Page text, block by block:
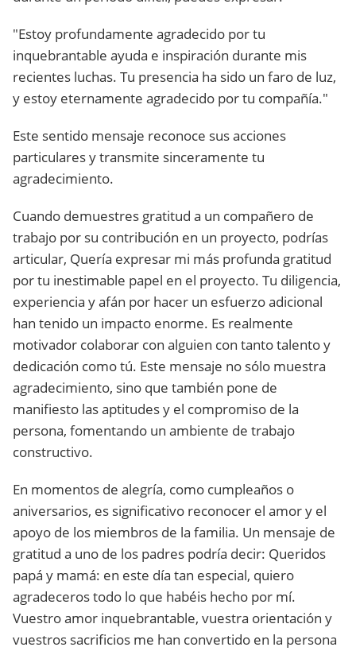
"Estoy profundamente agradecido por tu
inquebrantable ayuda e inspiración durante mis
recientes luchas. Tu presencia ha sido un faro de luz,
y estoy eternamente agradecido por tu compañía."
Este sentido mensaje reconoce sus acciones
particulares y transmite sinceramente tu
agradecimiento.
Cuando demuestres gratitud a un compañero de
trabajo por su contribución en un proyecto, podrías
articular, Quería expresar mi más profunda gratitud
por tu inestimable papel en el proyecto. Tu diligencia,
experiencia y afán por hacer un esfuerzo adicional
han tenido un impacto enorme. Es realmente
motivador colaborar con alguien con tanto talento y
dedicación como tú. Este mensaje no sólo muestra
agradecimiento, sino que también pone de
manifiesto las aptitudes y el compromiso de la
persona, fomentando un ambiente de trabajo
constructivo.
En momentos de alegría, como cumpleaños o
aniversarios, es significativo reconocer el amor y el
apoyo de los miembros de la familia. Un mensaje de
gratitud a uno de los padres podría decir: Queridos
papá y mamá: en este día tan especial, quiero
agradeceros todo lo que habéis hecho por mí.
Vuestro amor inquebrantable, vuestra orientación y
vuestros sacrificios me han convertido en la persona